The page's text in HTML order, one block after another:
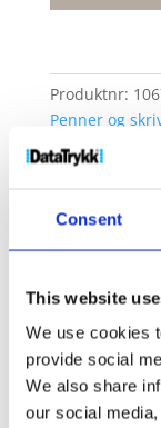
Consent
This website
We use cookies
provide social
We also share
our social
Produktnr:
Penner og
Penner,
Kjøp
Ekstra
Send